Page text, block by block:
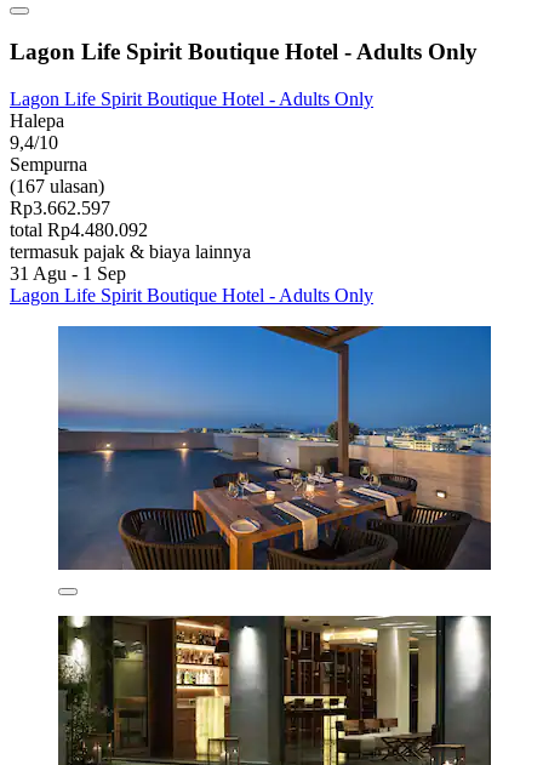
Lagon Life Spirit Boutique Hotel - Adults Only
Lagon Life Spirit Boutique Hotel - Adults Only
Halepa
9,4/10
Sempurna
(167 ulasan)
Rp3.662.597
total Rp4.480.092
termasuk pajak & biaya lainnya
31 Agu - 1 Sep
Lagon Life Spirit Boutique Hotel - Adults Only